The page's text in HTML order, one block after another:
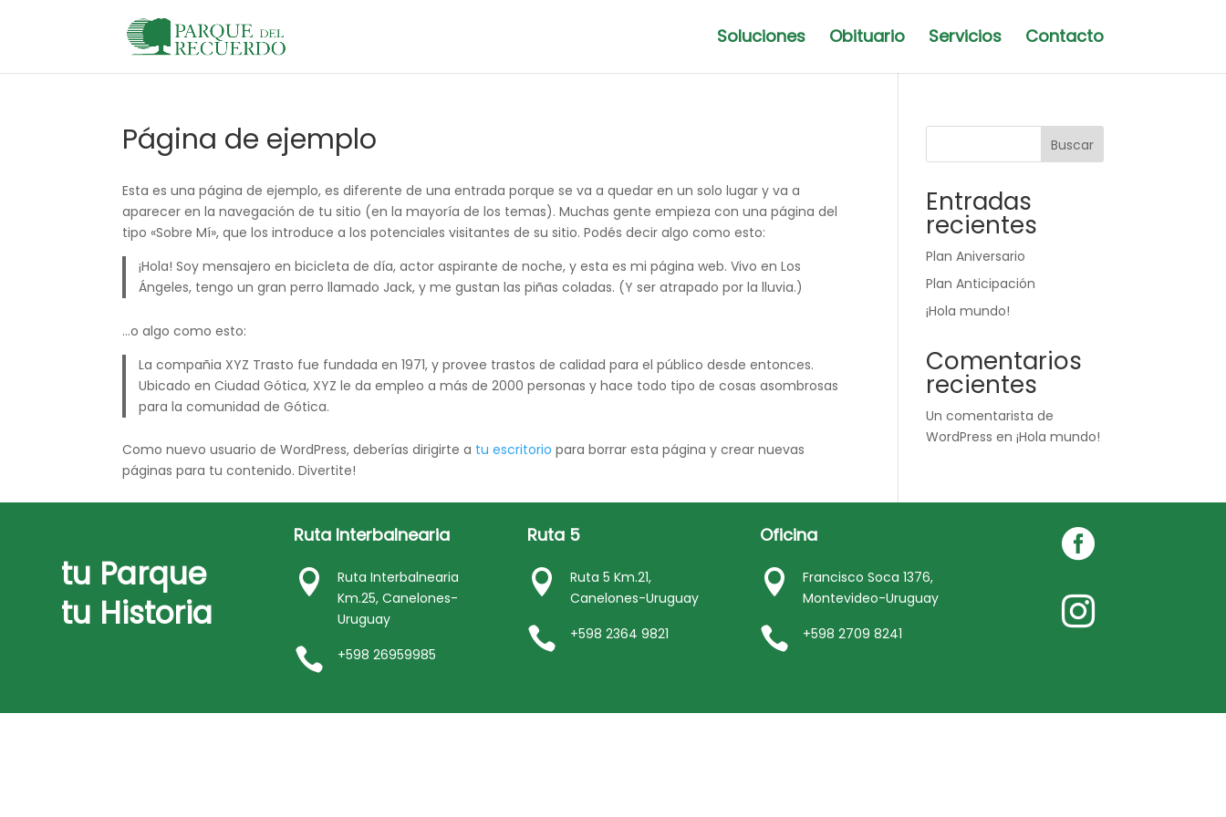
Soluciones Obituario Servicios Contacto
Página de ejemplo
Esta es una página de ejemplo, es diferente de una entrada porque se va a quedar en un solo lugar y va a
aparecer en la navegación de tu sitio (en la mayoría de los temas). Muchas gente empieza con una página del
tipo «Sobre Mí», que los introduce a los potenciales visitantes de su sitio. Podés decir algo como esto:
¡Hola! Soy mensajero en bicicleta de día, actor aspirante de noche, y esta es mi página web. Vivo en Los
Ángeles, tengo un gran perro llamado Jack, y me gustan las piñas coladas. (Y ser atrapado por la lluvia.)
…o algo como esto:
La compañia XYZ Trasto fue fundada en 1971, y provee trastos de calidad para el público desde entonces.
Ubicado en Ciudad Gótica, XYZ le da empleo a más de 2000 personas y hace todo tipo de cosas asombrosas
para la comunidad de Gótica.
Como nuevo usuario de WordPress, deberías dirigirte a tu escritorio para borrar esta página y crear nuevas
páginas para tu contenido. Divertite!
Buscar
Entradas
recientes
Plan Aniversario
Plan Anticipación
¡Hola mundo!
Comentarios
recientes
Un comentarista de
WordPress en¡Hola mundo!
tu Parque
tu Historia
Ruta Interbalnearia

Ruta Interbalnearia
Km.25, Canelones-
Uruguay
 +598 26959985
Ruta 5

Ruta 5 Km.21,
Canelones-Uruguay
 +598 2364 9821
Oficina

Francisco Soca 1376,
Montevideo-Uruguay
 +598 2709 8241

